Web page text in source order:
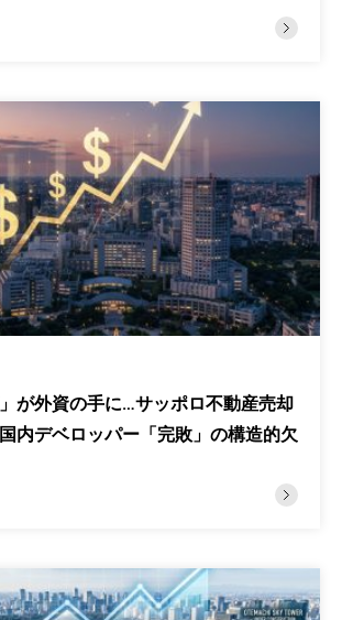
が外資の手に…サッポロ不動産売却
内デベロッパー「完敗」の構造的欠